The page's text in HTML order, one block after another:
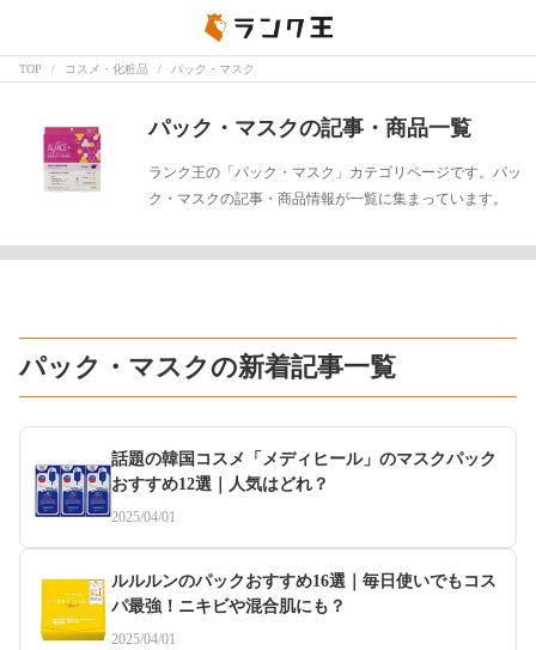
TOP コスメ・化粧品 パック・マスク
パック・マスクの記事・商品一覧
ランク王の「パック・マスク」カテゴリページです。パッ
ク・マスクの記事・商品情報が一覧に集まっています。
パック・マスクの新着記事一覧
話題の韓国コスメ「メディヒール」のマスクパック
おすすめ12選｜人気はどれ？
2025/04/01
ルルルンのパックおすすめ16選｜毎日使いでもコス
パ最強！ニキビや混合肌にも？
2025/04/01